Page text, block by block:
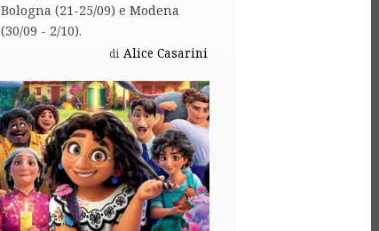
Bologna (21-25/09) e Modena
(30/09 - 2/10).
di Alice Casarini